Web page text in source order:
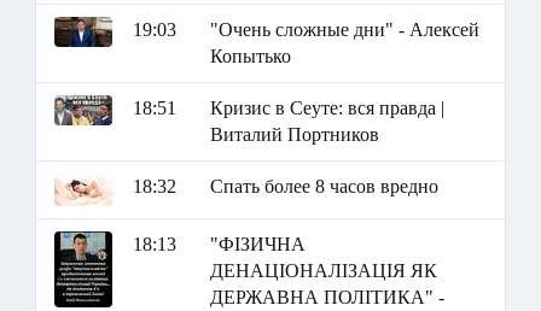
19:03
"Очень сложные дни" - Алексей
Копытько
18:51
Кризис в Сеуте: вся правда |
Виталий Портников
18:32 Спать более 8 часов вредно
18:13
"ФІЗИЧНА
ДЕНАЦІОНАЛІЗАЦІЯ ЯК
ДЕРЖАВНА ПОЛІТИКА" -